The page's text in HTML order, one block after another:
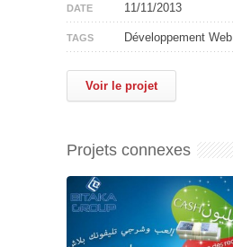
DATE 11/11/2013
TAGS Développement Web
Voir le projet
Projets connexes